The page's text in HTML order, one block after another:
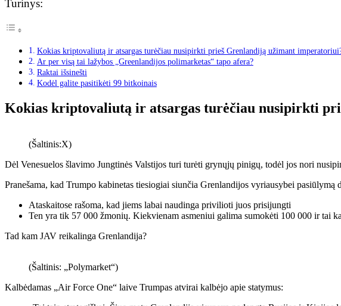
Turinys:
Kokias kriptovaliutą ir atsargas turėčiau nusipirkti prieš Grenlandiją užimant
Ar per visą tai lažybos „Greenlandijos polimarketas“ tapo afera?
Raktai išsinešti
Kodėl galite pasitikėti 99 bitkoinais
Kokias kriptovaliutą ir atsargas turėčiau nusipirkti
(Šaltinis:X)
Dėl Venesuelos šlavimo Jungtinės Valstijos turi turėti grynųjų pinigų, todėl jos nori
Pranešama, kad Trumpo kabinetas tiesiogiai siunčia Grenlandijos vyriausybei
Ataskaitose rašoma, kad jiems labai naudinga privilioti juos prisijungti
Ten yra tik 57 000 žmonių. Kiekvienam asmeniui galima sumokėti 100 000 ir tai
Tad kam JAV reikalinga Grenlandija?
(Šaltinis: „Polymarket“)
Kalbėdamas „Air Force One“ laive Trumpas atvirai kalbėjo apie statymus: